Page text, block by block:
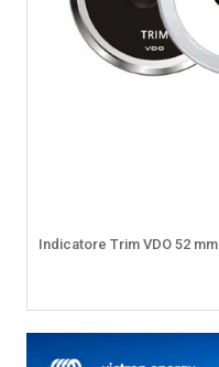
Indicatore Trim VDO 52 mm